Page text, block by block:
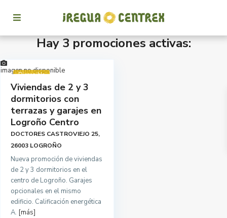
Hay 3 promociones activas:
Disponible
imagen no disponible
Viviendas de 2 y 3
dormitorios con
terrazas y garajes en
Logroño Centro
DOCTORES CASTROVIEJO 25,
26003 LOGROÑO
Nueva promoción de viviendas
de 2 y 3 dormitorios en el
centro de Logroño. Garajes
opcionales en el mismo
edificio. Calificación energética
A. [más]